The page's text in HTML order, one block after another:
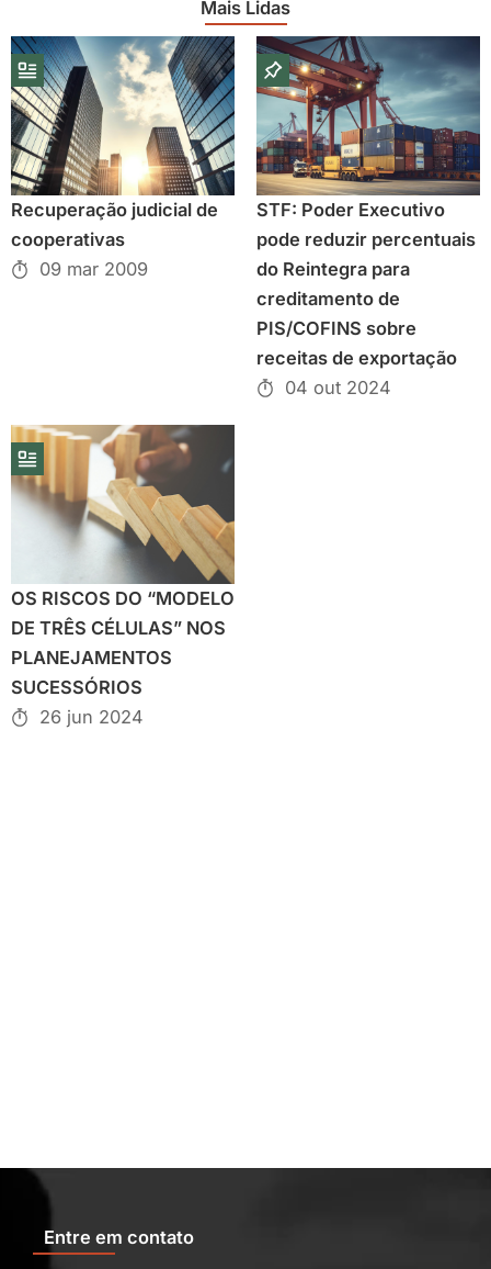
Mais Lidas
Recuperação judicial de
cooperativas
09 mar 2009
STF: Poder Executivo
pode reduzir percentuais
do Reintegra para
creditamento de
PIS/COFINS sobre
receitas de exportação
04 out 2024
OS RISCOS DO “MODELO
DE TRÊS CÉLULAS” NOS
PLANEJAMENTOS
SUCESSÓRIOS
26 jun 2024
Entre em contato